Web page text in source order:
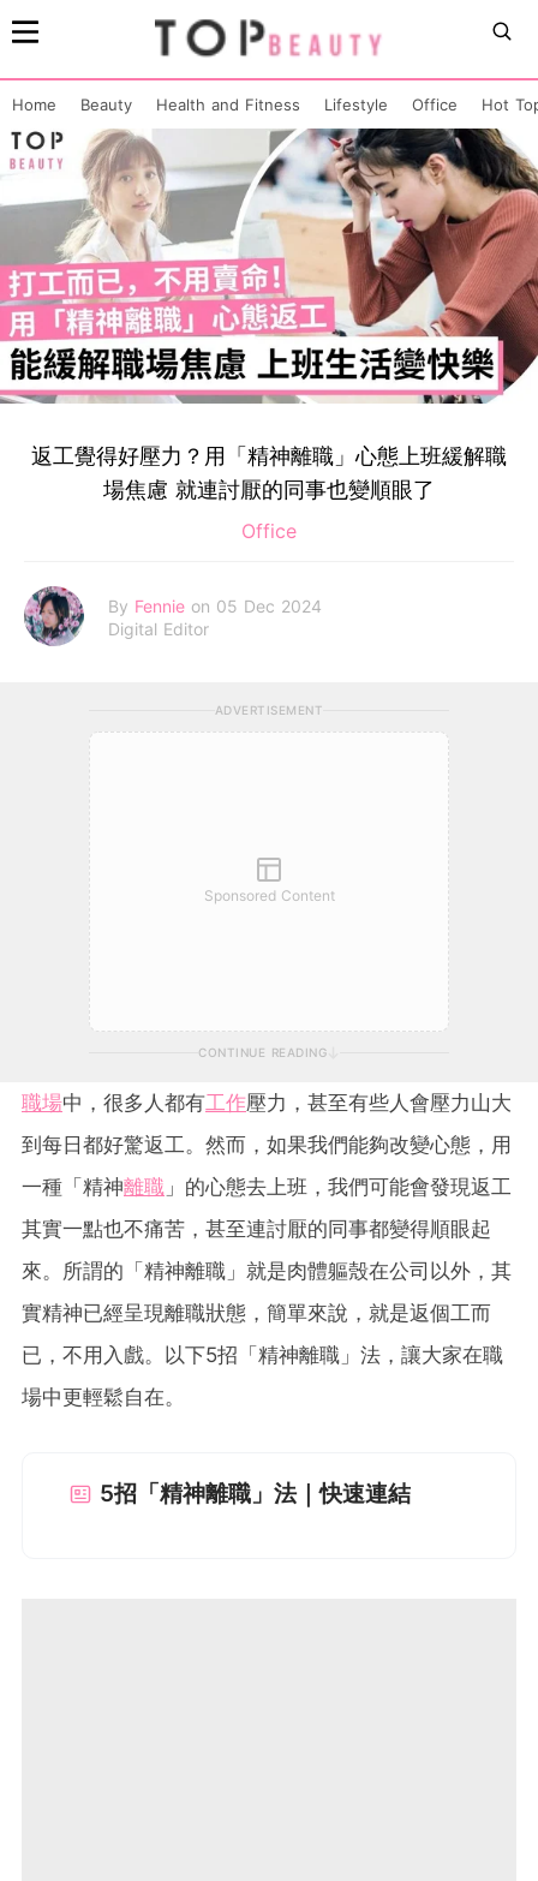
Home Beauty Health and Fitness Lifestyle Office Hot
返工覺得好壓力？用「精神離職」心態上班緩解職
場焦慮 就連討厭的同事也變順眼了
Office
By Fennie on 05 Dec 2024
Digital Editor
ADVERTISEMENT
Sponsored Content
CONTINUE READING
職場中，很多人都有工作壓力，甚至有些人會壓力山大
到每日都好驚返工。然而，如果我們能夠改變心態，用
一種「精神離職 」的心態去上班，我們可能會發現返工
其實一點也不痛苦，甚至連討厭的同事都變得順眼起
來。所謂的「精神離職」就是肉體軀殼在公司以外，其
實精神已經呈現離職狀態，簡單來說，就是返個工而
已，不用入戲。以下5招「精神離職」法，讓大家在職
場中更輕鬆自在。
5招「精神離職」法｜快速連結